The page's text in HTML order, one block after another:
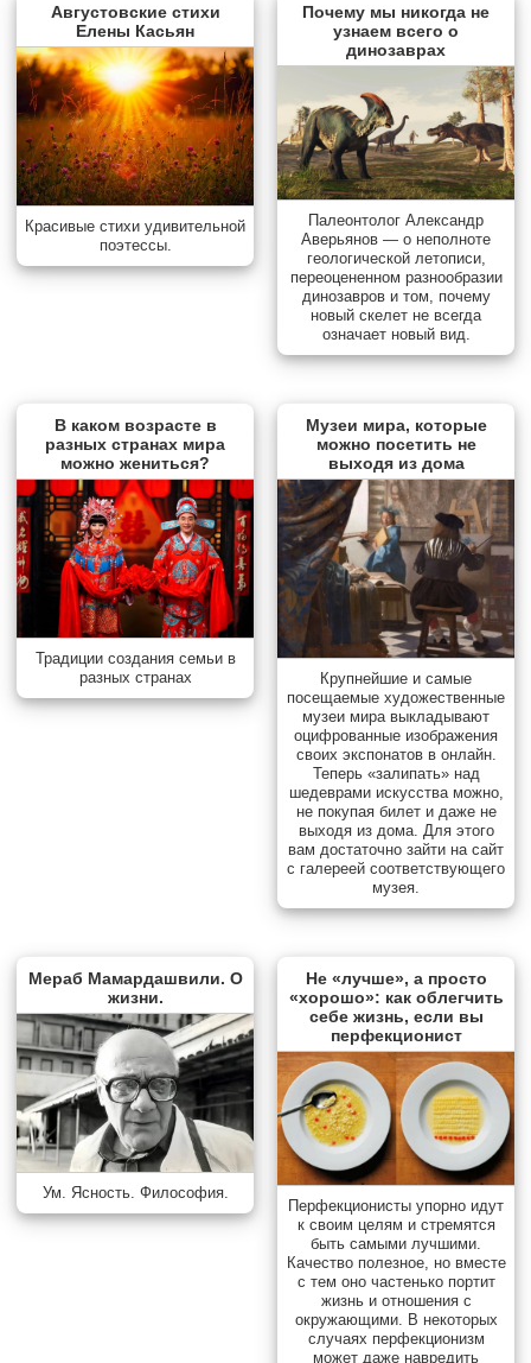
Августовские стихи
Елены Касьян
Красивые стихи удивительной
поэтессы.
Почему мы никогда не
узнаем всего о
динозаврах
Палеонтолог Александр
Аверьянов — о неполноте
геологической летописи,
переоцененном разнообразии
динозавров и том, почему
новый скелет не всегда
означает новый вид.
В каком возрасте в
разных странах мира
можно жениться?
Традиции создания семьи в
разных странах
Музеи мира, которые
можно посетить не
выходя из дома
Крупнейшие и самые
посещаемые художественные
музеи мира выкладывают
оцифрованные изображения
своих экспонатов в онлайн.
Теперь «залипать» над
шедеврами искусства можно,
не покупая билет и даже не
выходя из дома. Для этого
вам достаточно зайти на сайт
с галереей соответствующего
музея.
Мераб Мамардашвили. О
жизни.
Ум. Ясность. Философия.
Не «лучше», а просто
«хорошо»: как облегчить
себе жизнь, если вы
перфекционист
Перфекционисты упорно идут
к своим целям и стремятся
быть самыми лучшими.
Качество полезное, но вместе
с тем оно частенько портит
жизнь и отношения с
окружающими. В некоторых
случаях перфекционизм
может даже навредить